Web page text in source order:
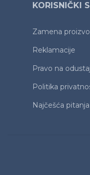
KORISNIČKI
Zamena
Reklamacije
Pravo na
Politika
Najčešća pitanja